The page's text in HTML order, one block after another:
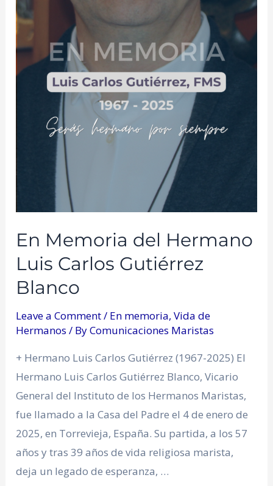
En Memoria del Hermano
Luis Carlos Gutiérrez
Blanco
Leave a Comment/ En memoria,Vida de
Hermanos / ByComunicaciones Maristas
+ Hermano Luis Carlos Gutiérrez (1967-2025) El
Hermano Luis Carlos Gutiérrez Blanco, Vicario
General del Instituto de los Hermanos Maristas,
fue llamado a la Casa del Padre el 4 de enero de
2025, en Torrevieja, España. Su partida, a los 57
años y tras 39 años de vida religiosa marista,
deja un legado de esperanza, …